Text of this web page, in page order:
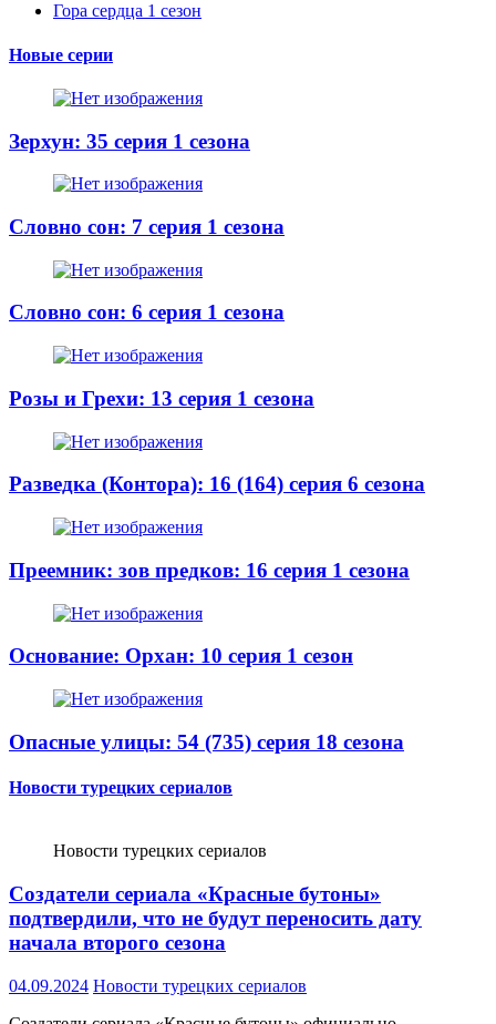
Гора сердца 1 сезон
Новые серии
Зерхун: 35 серия 1 сезона
Словно сон: 7 серия 1 сезона
Словно сон: 6 серия 1 сезона
Розы и Грехи: 13 серия 1 сезона
Разведка (Контора): 16 (164) серия 6 сезона
Преемник: зов предков: 16 серия 1 сезона
Основание: Орхан: 10 серия 1 сезон
Опасные улицы: 54 (735) серия 18 сезона
Новости турецких сериалов
Новости турецких сериалов
Создатели сериала «Красные бутоны»
подтвердили, что не будут переносить дату
начала второго сезона
04.09.2024 Новости турецких сериалов